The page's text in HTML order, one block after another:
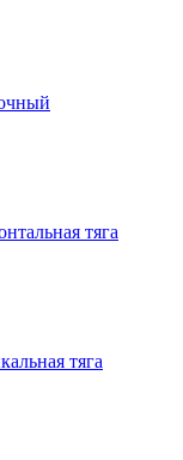
тяга
тяга